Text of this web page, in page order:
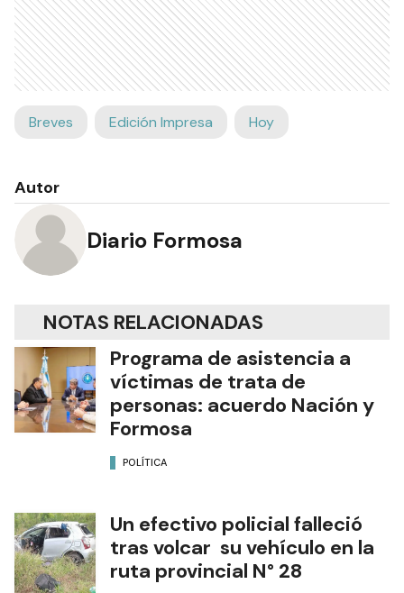
Breves Edición Impresa Hoy
Autor
Diario Formosa
NOTAS RELACIONADAS
Programa de asistencia a
víctimas de trata de
personas: acuerdo Nación y
Formosa
POLÍTICA
Un efectivo policial falleció
tras volcar su vehículo en la
ruta provincial N° 28